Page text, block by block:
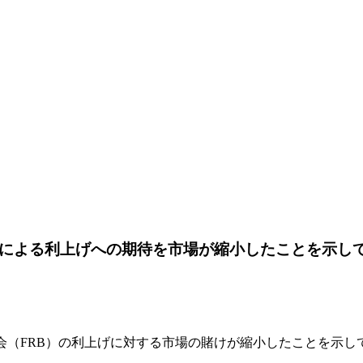
る利上げへの期待を市場が縮小したことを示し
FRB）の利上げに対する市場の賭けが縮小したことを示し